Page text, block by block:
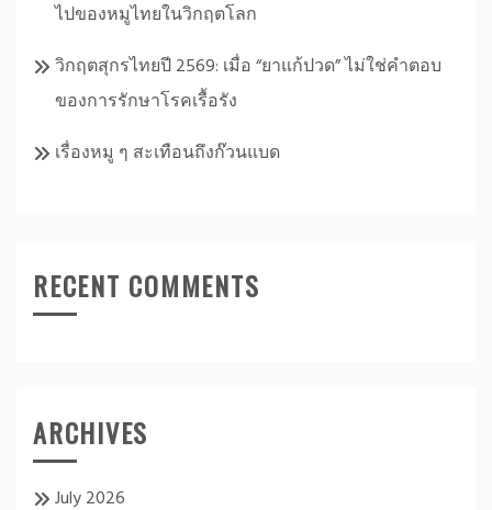
ไปของหมูไทยในวิกฤตโลก
วิกฤตสุกรไทยปี 2569: เมื่อ “ยาแก้ปวด” ไม่ใช่คำตอบ
ของการรักษาโรคเรื้อรัง
เรื่องหมู ๆ สะเทือนถึงก๊วนแบด
RECENT COMMENTS
ARCHIVES
July 2026